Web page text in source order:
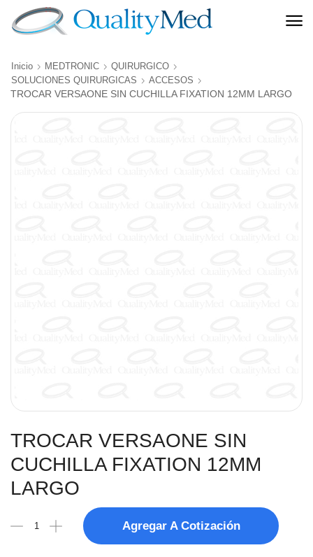
Inicio MEDTRONIC
QUIRURGICO
SOLUCIONES QUIRURGICAS
ACCESOS
TROCAR VERSAONE SIN CUCHILLA FIXATION 12MM LARGO
TROCAR VERSAONE SIN
CUCHILLA FIXATION 12MM
LARGO
Agregar A Cotización